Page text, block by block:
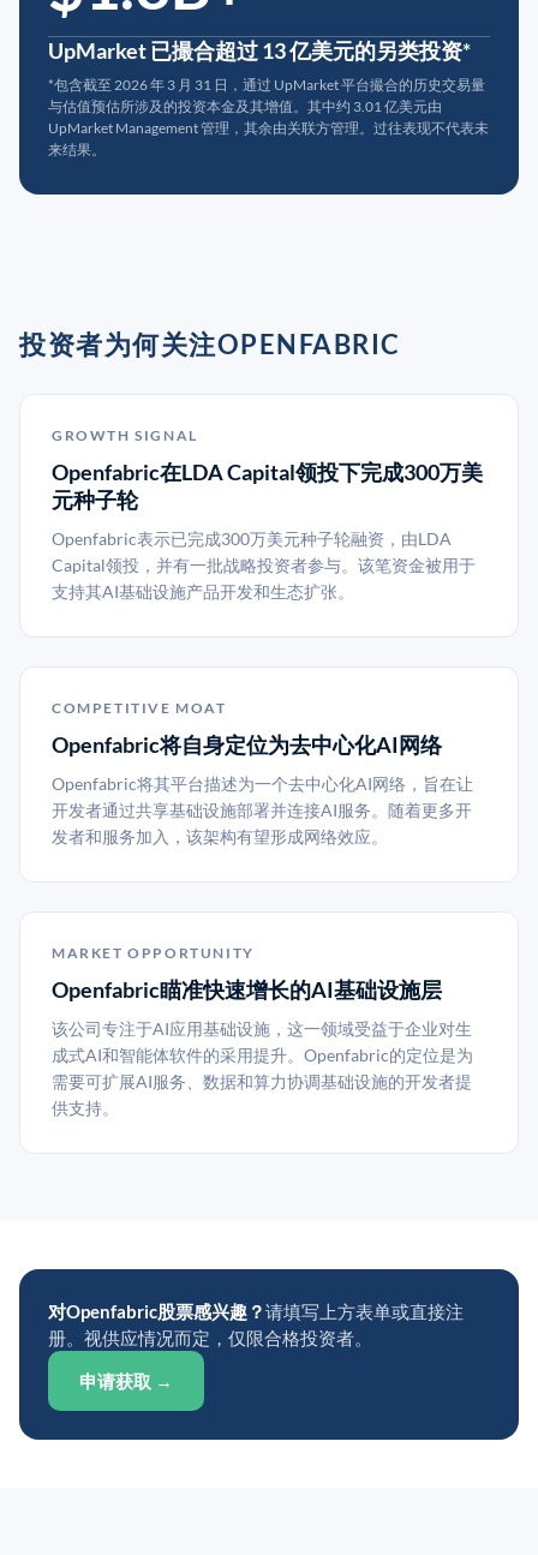
UpMarket 已撮合超过 13 亿美元的另类投资*
*包含截至 2026 年 3 月 31 日，通过 UpMarket 平台撮合的历史交易量
与估值预估所涉及的投资本金及其增值。其中约 3.01 亿美元由
UpMarket Management 管理，其余由关联方管理。过往表现不代表未
来结果。
投资者为何关注OPENFABRIC
GROWTH SIGNAL
Openfabric在LDA Capital领投下完成300万美
元种子轮
Openfabric表示已完成300万美元种子轮融资，由LDA
Capital领投，并有一批战略投资者参与。该笔资金被用于
支持其AI基础设施产品开发和生态扩张。
COMPETITIVE MOAT
Openfabric将自身定位为去中心化AI网络
Openfabric将其平台描述为一个去中心化AI网络，旨在让
开发者通过共享基础设施部署并连接AI服务。随着更多开
发者和服务加入，该架构有望形成网络效应。
MARKET OPPORTUNITY
Openfabric瞄准快速增长的AI基础设施层
该公司专注于AI应用基础设施，这一领域受益于企业对生
成式AI和智能体软件的采用提升。Openfabric的定位是为
需要可扩展AI服务、数据和算力协调基础设施的开发者提
供支持。
对Openfabric股票感兴趣？请填写上方表单或直接注
册。视供应情况而定，仅限合格投资者。
申请获取 →